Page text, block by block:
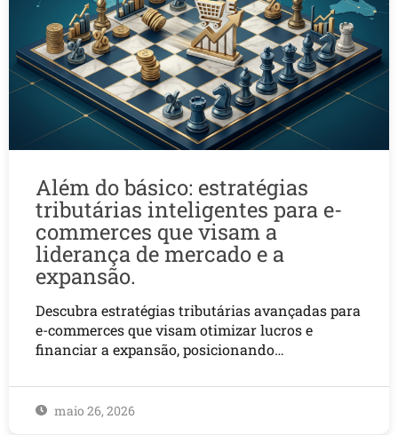
Além do básico: estratégias
tributárias inteligentes para e-
commerces que visam a
liderança de mercado e a
expansão.
Descubra estratégias tributárias avançadas para
e-commerces que visam otimizar lucros e
financiar a expansão, posicionando…
maio 26, 2026